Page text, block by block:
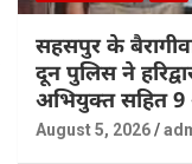
सहसपुर के
दून पुलिस ने
अभियुक्त सहित
August 5, 2026